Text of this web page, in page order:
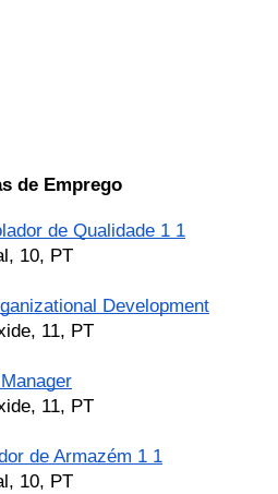
de Emprego
de Qualidade 1 1
10, PT
Development
11, PT
11, PT
de Armazém 1 1
10, PT